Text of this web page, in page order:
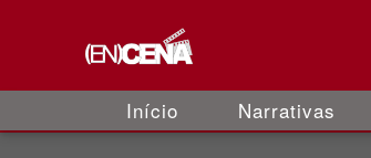
Início Narrativas